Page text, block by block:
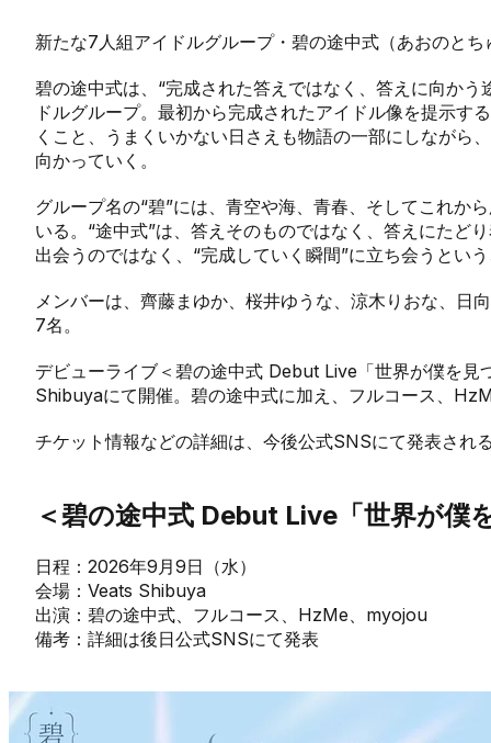
新たな7人組アイドルグループ・碧の途中式（あおのと
碧の途中式は、“完成された答えではなく、答えに向か
ドルグループ。最初から完成されたアイドル像を提示す
くこと、うまくいかない日さえも物語の一部にしながら
向かっていく。
グループ名の“碧”には、青空や海、青春、そしてこれか
いる。“途中式”は、答えそのものではなく、答えにたど
出会うのではなく、“完成していく瞬間”に立ち会うとい
メンバーは、齊藤まゆか、桜井ゆうな、涼木りおな、日
7名。
デビューライブ＜碧の途中式 Debut Live「世界が僕を
Shibuyaにて開催。碧の途中式に加え、フルコース、
チケット情報などの詳細は、今後公式SNSにて発表され
＜碧の途中式 Debut Live「世界が僕
日程：2026年9月9日（水）
会場：Veats Shibuya
出演：碧の途中式、フルコース、HzMe、myojou
備考：詳細は後日公式SNSにて発表